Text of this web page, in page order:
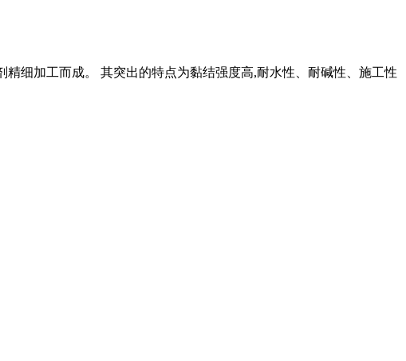
细加工而成。 其突出的特点为黏结强度高,耐水性、耐碱性、施工性